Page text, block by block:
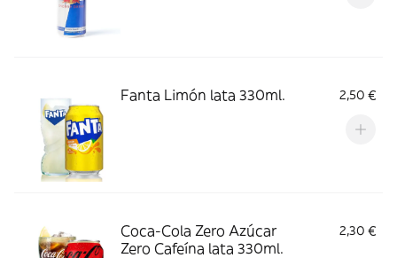
Fanta Limón lata 330ml. 2,50 €
Coca-Cola Zero Azúcar
Zero Cafeína lata 330ml.
2,30 €